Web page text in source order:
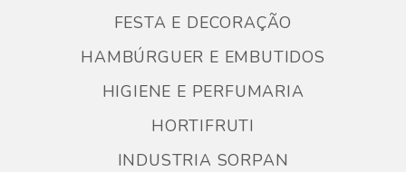
FESTA E DECORAÇÃO
HAMBÚRGUER E EMBUTIDOS
HIGIENE E PERFUMARIA
HORTIFRUTI
INDUSTRIA SORPAN